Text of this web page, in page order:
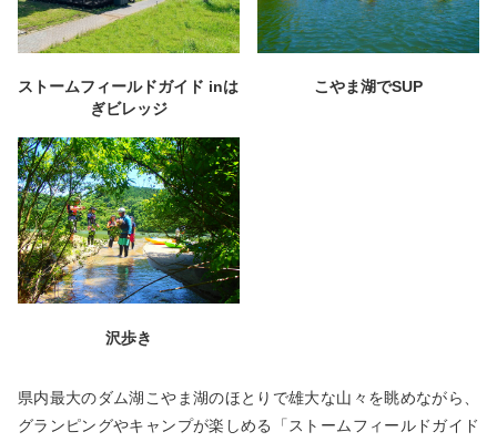
ストームフィールドガイド inは
ぎビレッジ
こやま湖でSUP
沢歩き
県内最大のダム湖こやま湖のほとりで雄大な山々を眺めながら、
グランピングやキャンプが楽しめる「ストームフィールドガイド